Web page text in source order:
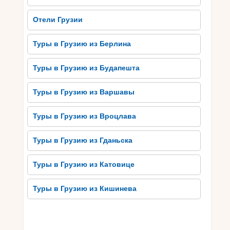
обеспечивающих комфортный отдых для всех
гостей. В общем, Гудаури – это отличный выбор
для желающих получить незабываемое
впечатление высокогорного курорта.
Сванетия: Магия гор и
утонченный шарм
Сванетия – это место, где вы сможете
насладиться магией гор и утонченным шармом.
Расположенная в горах Грузии, Сванетия
предлагает незабываемые впечатления для
любителей горного туризма. Этот район
славится своими огромными горными
вершинами, переполненными эпической
красотой.
Отели Грузии
Туры в Грузию из Берлина
Туры в Грузию из Будапешта
Туры в Грузию из Варшавы
Туры в Грузию из Вроцлава
Туры в Грузию из Гданьска
Туры в Грузию из Катовице
Туры в Грузию из Кишинева